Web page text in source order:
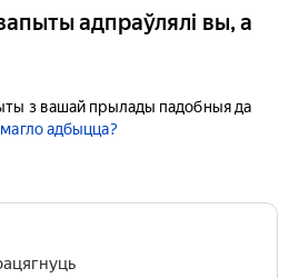
адпраўлялі вы, а
з вашай прылады падобныя да
адбыцца?